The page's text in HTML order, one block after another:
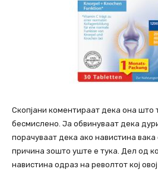
Скопјани коментираат дека она што
бесмислено. Ја обвинуваат дека
порачуваат дека ако навистина вака
причина зошто уште е тука. Дел од
навистина одраз на револтот кој